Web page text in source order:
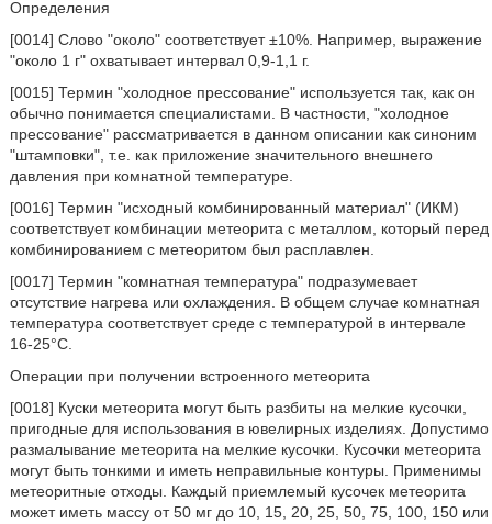
Определения
[0014] Слово "около" соответствует ±10%. Например, выражение
"около 1 г" охватывает интервал 0,9-1,1 г.
[0015] Термин "холодное прессование" используется так, как он
обычно понимается специалистами. В частности, "холодное
прессование" рассматривается в данном описании как синоним
"штамповки", т.е. как приложение значительного внешнего
давления при комнатной температуре.
[0016] Термин "исходный комбинированный материал" (ИКМ)
соответствует комбинации метеорита с металлом, который перед
комбинированием с метеоритом был расплавлен.
[0017] Термин "комнатная температура" подразумевает
отсутствие нагрева или охлаждения. В общем случае комнатная
температура соответствует среде с температурой в интервале
16-25°С.
Операции при получении встроенного метеорита
[0018] Куски метеорита могут быть разбиты на мелкие кусочки,
пригодные для использования в ювелирных изделиях. Допустимо
размалывание метеорита на мелкие кусочки. Кусочки метеорита
могут быть тонкими и иметь неправильные контуры. Применимы
метеоритные отходы. Каждый приемлемый кусочек метеорита
может иметь массу от 50 мг до 10, 15, 20, 25, 50, 75, 100, 150 или